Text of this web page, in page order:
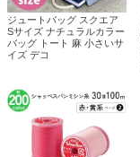
ジュートバッグ スクエア
Sサイズ ナチュラルカラー
バッグ トート 麻 小さいサ
イズ デコ